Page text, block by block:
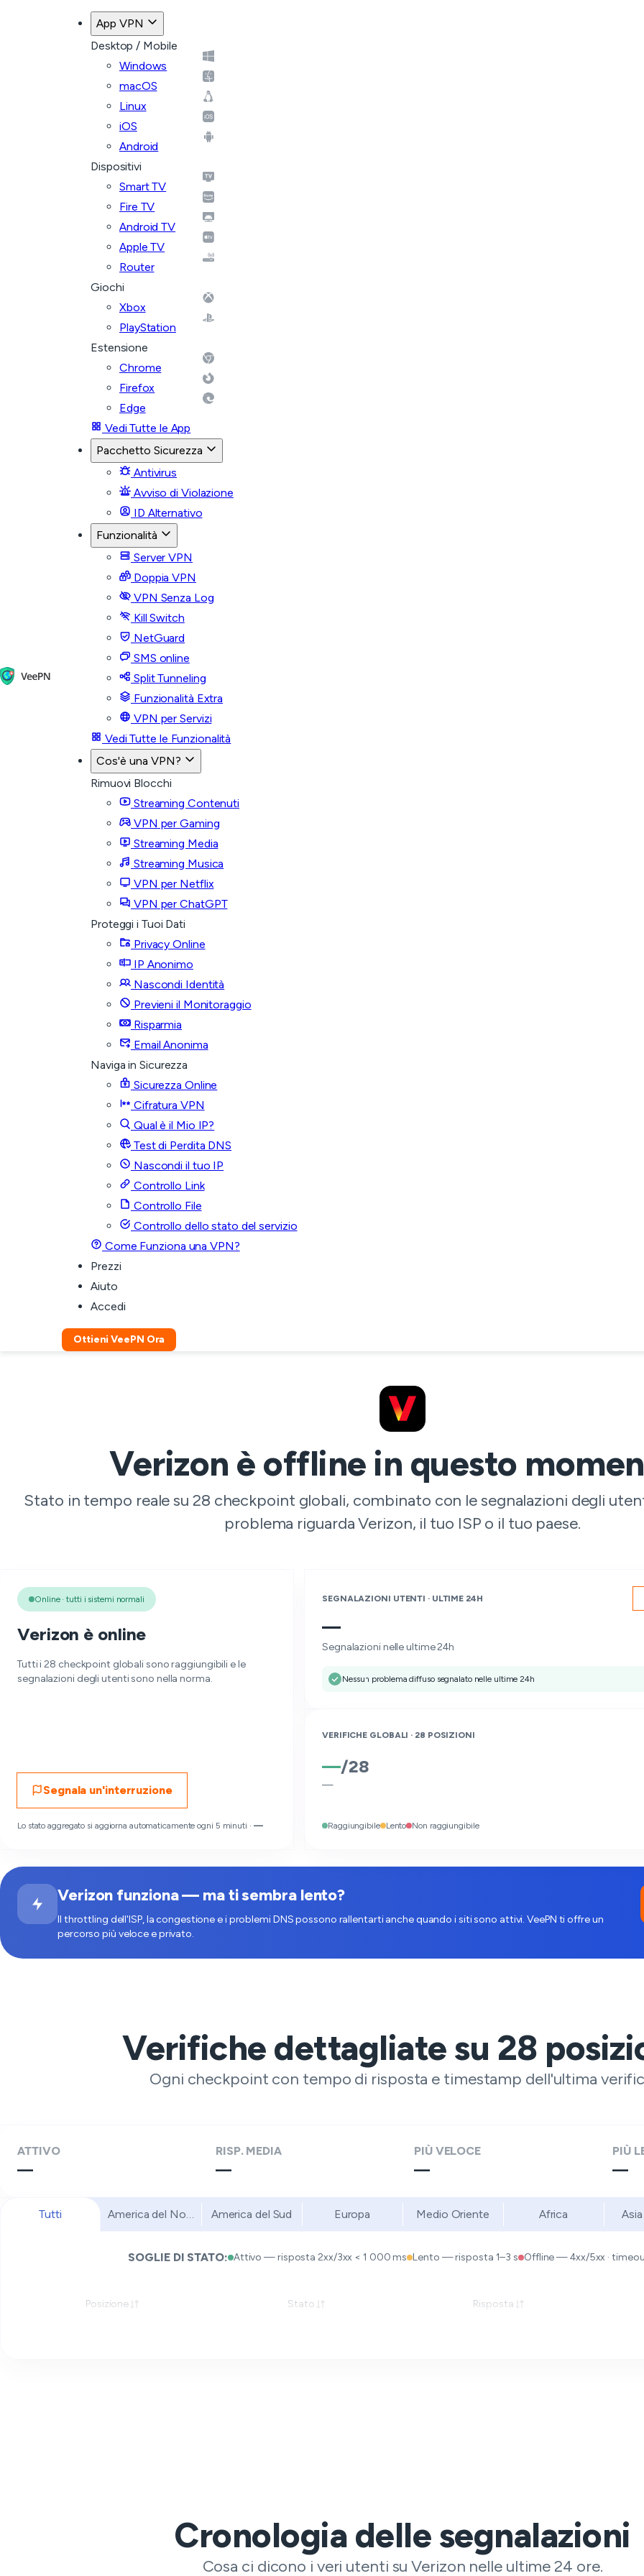
App VPN
Desktop / Mobile
Windows
macOS
Linux
iOS
Android
Dispositivi
Smart TV
Fire TV
Android TV
Apple TV
Router
Giochi
Xbox
PlayStation
Estensione
Chrome
Firefox
Edge
Vedi Tutte le App
Pacchetto Sicurezza
Antivirus
Avviso di Violazione
ID Alternativo
Funzionalità
Server VPN
Doppia VPN
VPN Senza Log
Kill Switch
NetGuard
SMS online
Split Tunneling
Funzionalità Extra
VPN per Servizi
Vedi Tutte le Funzionalità
Cos'è una VPN?
Rimuovi Blocchi
Streaming Contenuti
VPN per Gaming
Streaming Media
Streaming Musica
VPN per Netflix
VPN per ChatGPT
Proteggi i Tuoi Dati
Privacy Online
IP Anonimo
Nascondi Identità
Previeni il Monitoraggio
Risparmia
Email Anonima
Naviga in Sicurezza
Sicurezza Online
Cifratura VPN
Qual è il Mio IP?
Test di Perdita DNS
Nascondi il tuo IP
Controllo Link
Controllo File
Controllo dello stato del servizio
Come Funziona una VPN?
Prezzi
Aiuto
Accedi
Ottieni VeePN Ora
Verizon è offline in questo
Stato in tempo reale su 28 checkpoint globali, combinato con le segnalazioni degli
problema riguarda Verizon, il tuo ISP o il tuo paese.
Online · tutti i sistemi normali
Verizon è online
Tutti i 28 checkpoint globali sono raggiungibili e le
segnalazioni degli utenti sono nella norma.
Segnala un'interruzione
Lo stato aggregato si aggiorna automaticamente ogni 5 minuti · —
SEGNALAZIONI UTENTI · ULTIME 24H
—
Segnalazioni nelle ultime 24h
Nessun problema diffuso segnalato nelle ultime 24h
VERIFICHE GLOBALI · 28 POSIZIONI
—/28
—
Raggiungibile Lento Non raggiungibile
Verizon funziona — ma ti sembra lento?
Il throttling dell'ISP, la congestione e i problemi DNS possono rallentarti anche quando i siti sono attivi. VeePN ti offre un
percorso più veloce e privato.
Verifiche dettagliate su 28
Ogni checkpoint con tempo di risposta e timestamp dell'ultima
ATTIVO
—
RISP. MEDIA
—
PIÙ VELOCE
—
PIÙ
—
Tutti America del Nord America del Sud Europa Medio Oriente Africa
SOGLIE DI STATO: Attivo — risposta 2xx/3xx < 1 000 ms Lento — risposta 1–3 s Offline — 4xx/5xx ·
Posizione Stato Risposta
Cronologia delle segnalazioni
Cosa ci dicono i veri utenti su Verizon nelle ultime 24 ore.